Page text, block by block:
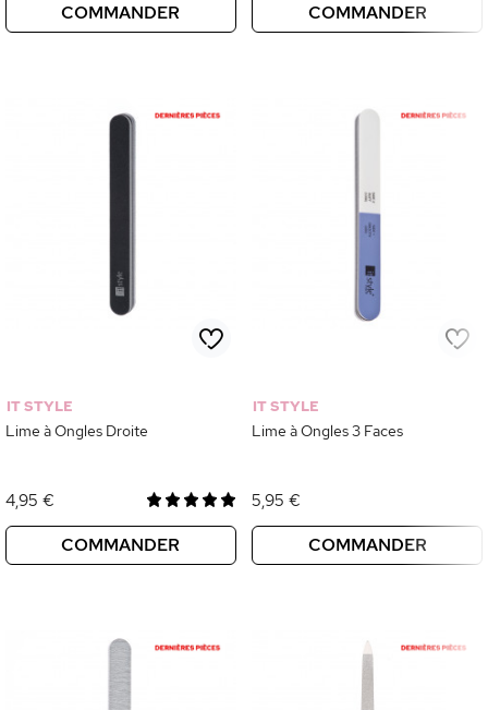
COMMANDER COMMANDER
IT STYLE
Lime à Ongles Droite
4,95 €
COMMANDER
IT STYLE
Lime à Ongles 3 Faces
5,95 €
COMMANDER